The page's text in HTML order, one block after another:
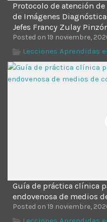
Protocolo de atención
de Imágenes
Jefes Francy Zulay
Posted on 19 noviembre,
Lecciones Aprendidas
Guía de práctica clínica
endovenosa de medios
Posted on 19 noviembre,